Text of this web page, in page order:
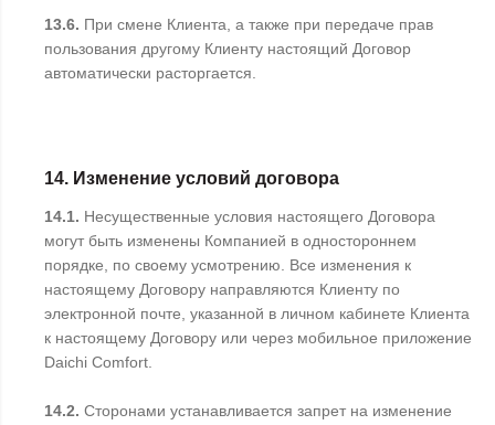
13.6. При смене Клиента, а также при передаче прав
пользования другому Клиенту настоящий Договор
автоматически расторгается.
14. Изменение условий договора
14.1. Несущественные условия настоящего Договора
могут быть изменены Компанией в одностороннем
порядке, по своему усмотрению. Все изменения к
настоящему Договору направляются Клиенту по
электронной почте, указанной в личном кабинете Клиента
к настоящему Договору или через мобильное приложение
Daichi Comfort.
14.2. Сторонами устанавливается запрет на изменение